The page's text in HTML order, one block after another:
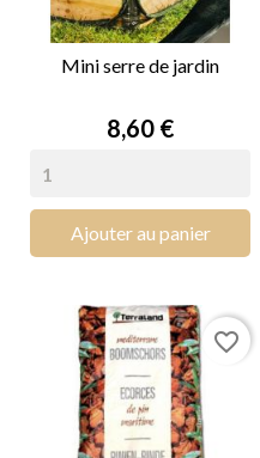
Mini serre de jardin
Prix
8,60 €
Ajouter au panier
favorite_border